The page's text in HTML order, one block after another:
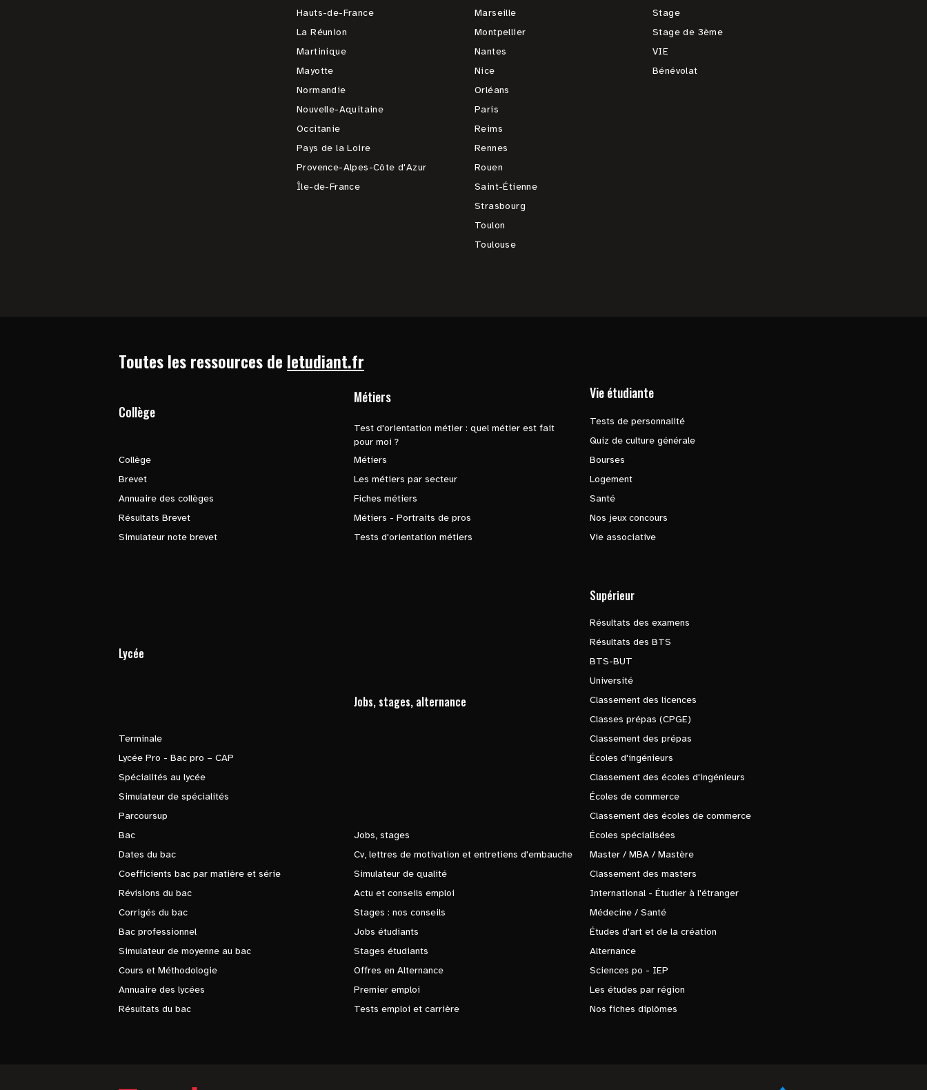
Hauts-de-France
La Réunion
Martinique
Mayotte
Normandie
Nouvelle-Aquitaine
Occitanie
Pays de la Loire
Provence-Alpes-Côte d'Azur
Île-de-France
Marseille
Montpellier
Nantes
Nice
Orléans
Paris
Reims
Rennes
Rouen
Saint-Étienne
Strasbourg
Toulon
Toulouse
Stage
Stage de 3ème
VIE
Bénévolat
Toutes les ressources de letudiant.fr
Collège
Collège
Brevet
Annuaire des collèges
Résultats Brevet
Simulateur note brevet
Métiers
Test d'orientation métier : quel métier est fait
pour moi ?
Métiers
Les métiers par secteur
Fiches métiers
Métiers - Portraits de pros
Tests d'orientation métiers
Vie étudiante
Tests de personnalité
Quiz de culture générale
Bourses
Logement
Santé
Nos jeux concours
Vie associative
Lycée
Terminale
Lycée Pro - Bac pro – CAP
Spécialités au lycée
Simulateur de spécialités
Parcoursup
Bac
Dates du bac
Coefficients bac par matière et série
Révisions du bac
Corrigés du bac
Bac professionnel
Simulateur de moyenne au bac
Cours et Méthodologie
Annuaire des lycées
Résultats du bac
Jobs, stages, alternance
Jobs, stages
Cv, lettres de motivation et entretiens d'embauche
Simulateur de qualité
Actu et conseils emploi
Stages : nos conseils
Jobs étudiants
Stages étudiants
Offres en Alternance
Premier emploi
Tests emploi et carrière
Supérieur
Résultats des examens
Résultats des BTS
BTS-BUT
Université
Classement des licences
Classes prépas (CPGE)
Classement des prépas
Écoles d'ingénieurs
Classement des écoles d'ingénieurs
Écoles de commerce
Classement des écoles de commerce
Écoles spécialisées
Master / MBA / Mastère
Classement des masters
International - Étudier à l'étranger
Médecine / Santé
Études d'art et de la création
Alternance
Sciences po - IEP
Les études par région
Nos fiches diplômes